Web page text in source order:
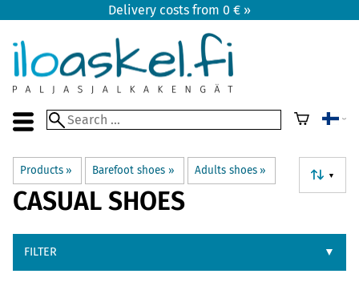
Delivery costs from 0 € »
Products ‪» Barefoot shoes ‪» Adults shoes ‪» ▼
CASUAL SHOES
FILTER ▼